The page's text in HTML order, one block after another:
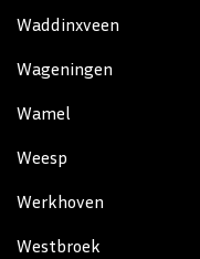
Waddinxveen
Wageningen
Wamel
Weesp
Werkhoven
Westbroek